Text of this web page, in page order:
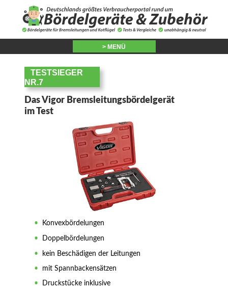
TESTSIEGER
NR.7
Das Vigor Bremsleitungsbördelgerät
im Test
• Konvexbördelungen
• Doppelbördelungen
• kein Beschädigen der Leitungen
• mit Spannbackensätzen
• Druckstücke inklusive
> MENÜ